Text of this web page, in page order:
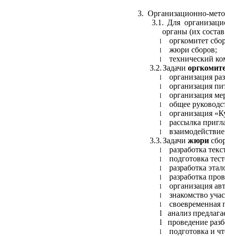
3. Организационно-
3.1. Для
органы (их
l оргкомитет
l жюри сборов;
l
технический
3.2.Задачи
l организация
l организация
l организация
l общее
l организация
l рассылка
l
3.3.Задачи жюри
l разработка
l подготовка
l разработка
l разработка
l организация
l знакомство
l
своевременная
l
анализ
l
проведение
l подготовка и